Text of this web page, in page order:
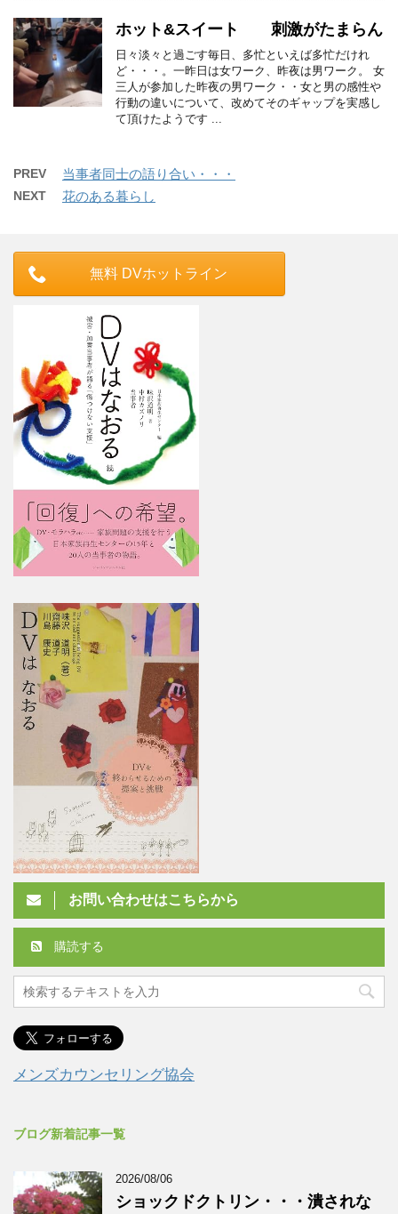
ホット&スイート 刺激がたまらん
日々淡々と過ごす毎日、多忙といえば多忙だけれ
ど・・・。一昨日は女ワーク、昨夜は男ワーク。 女
三人が参加した昨夜の男ワーク・・女と男の感性や
行動の違いについて、改めてそのギャップを実感し
て頂けたようです ...
PREV 当事者同士の語り合い・・・
NEXT 花のある暮らし
無料 DVホットライン
お問い合わせはこちらから
購読する
メンズカウンセリング協会
ブログ新着記事一覧
2026/08/06
ショックドクトリン・・・潰されな